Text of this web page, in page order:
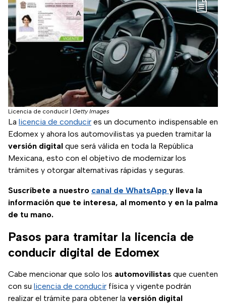
Licencia de conducir| Getty Images
La licencia de conducir es un documento indispensable en
Edomex y ahora los automovilistas ya pueden tramitar la
versión digital que será válida en toda la República
Mexicana, esto con el objetivo de modernizar los
trámites y otorgar alternativas rápidas y seguras.
Suscríbete a nuestro canal de WhatsApp y lleva la
información que te interesa, al momento y en la palma
de tu mano.
Pasos para tramitar la licencia de
conducir digital de Edomex
Cabe mencionar que solo los automovilistas que cuenten
con su licencia de conducir física y vigente podrán
realizar el trámite para obtener la versión digital